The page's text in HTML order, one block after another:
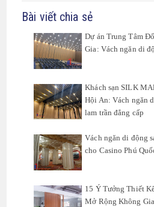
Bài viết chia sẻ
Dự án Trung Tâm
Gia: Vách ngăn di
Khách sạn SILK
Hội An: Vách ngăn
lam trần đẳng cấp
Vách ngăn di động
cho Casino Phú
15 Ý Tưởng Thiết
Mở Rộng Không